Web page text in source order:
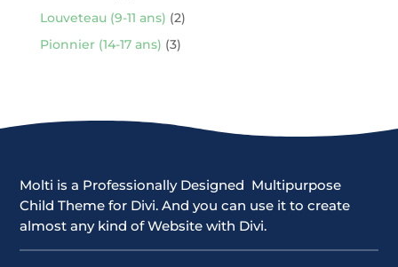
Louveteau (9-11 ans) (2)
Pionnier (14-17 ans) (3)
Molti is a Professionally Designed Multipurpose
Child Theme for Divi. And you can use it to create
almost any kind of Website with Divi.